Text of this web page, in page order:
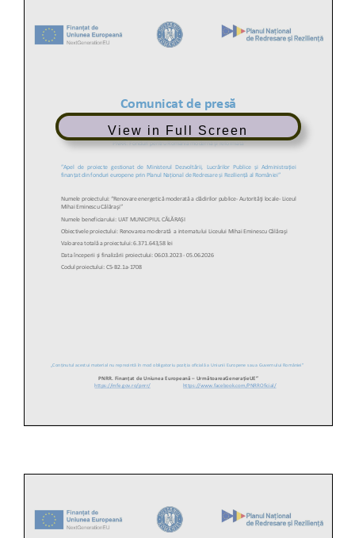
View in Full Screen